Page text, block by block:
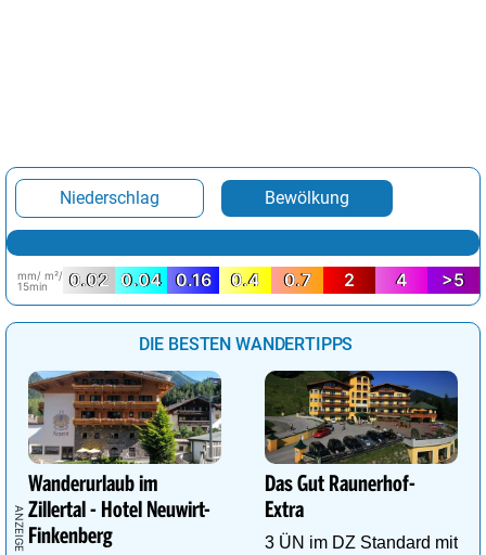
Niederschlag Bewölkung
mm/ m²/
15min
0.02 0.04 0.16 0.4 0.7 2 4 >5
DIE BESTEN WANDERTIPPS
Wanderurlaub im
Zillertal - Hotel Neuwirt-
Finkenberg
Das Gut Raunerhof-
Extra
3 ÜN im DZ Standard mit